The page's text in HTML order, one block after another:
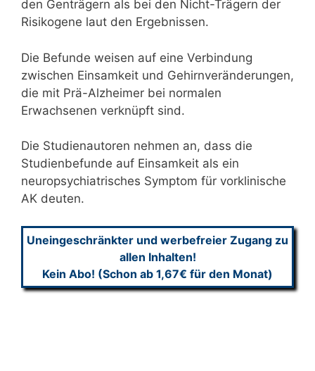
den Genträgern als bei den Nicht-Trägern der
Risikogene laut den Ergebnissen.
Die Befunde weisen auf eine Verbindung
zwischen Einsamkeit und Gehirnveränderungen,
die mit Prä-Alzheimer bei normalen
Erwachsenen verknüpft sind.
Die Studienautoren nehmen an, dass die
Studienbefunde auf Einsamkeit als ein
neuropsychiatrisches Symptom für vorklinische
AK deuten.
Uneingeschränkter und werbefreier Zugang zu
allen Inhalten!
Kein Abo! (Schon ab 1,67€ für den Monat)